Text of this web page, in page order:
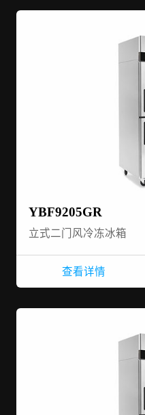
YBF9205GR
立式二门风冷冻冰箱
查看详情